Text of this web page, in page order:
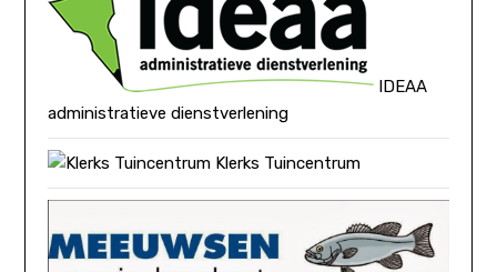
IDEAA
administratieve dienstverlening
Klerks Tuincentrum